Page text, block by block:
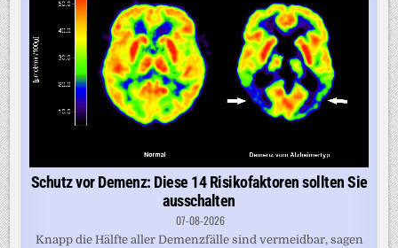
Schutz vor Demenz: Diese 14 Risikofaktoren sollten Sie
ausschalten
07-08-2026
Knapp die Hälfte aller Demenzfälle sind vermeidbar, sagen